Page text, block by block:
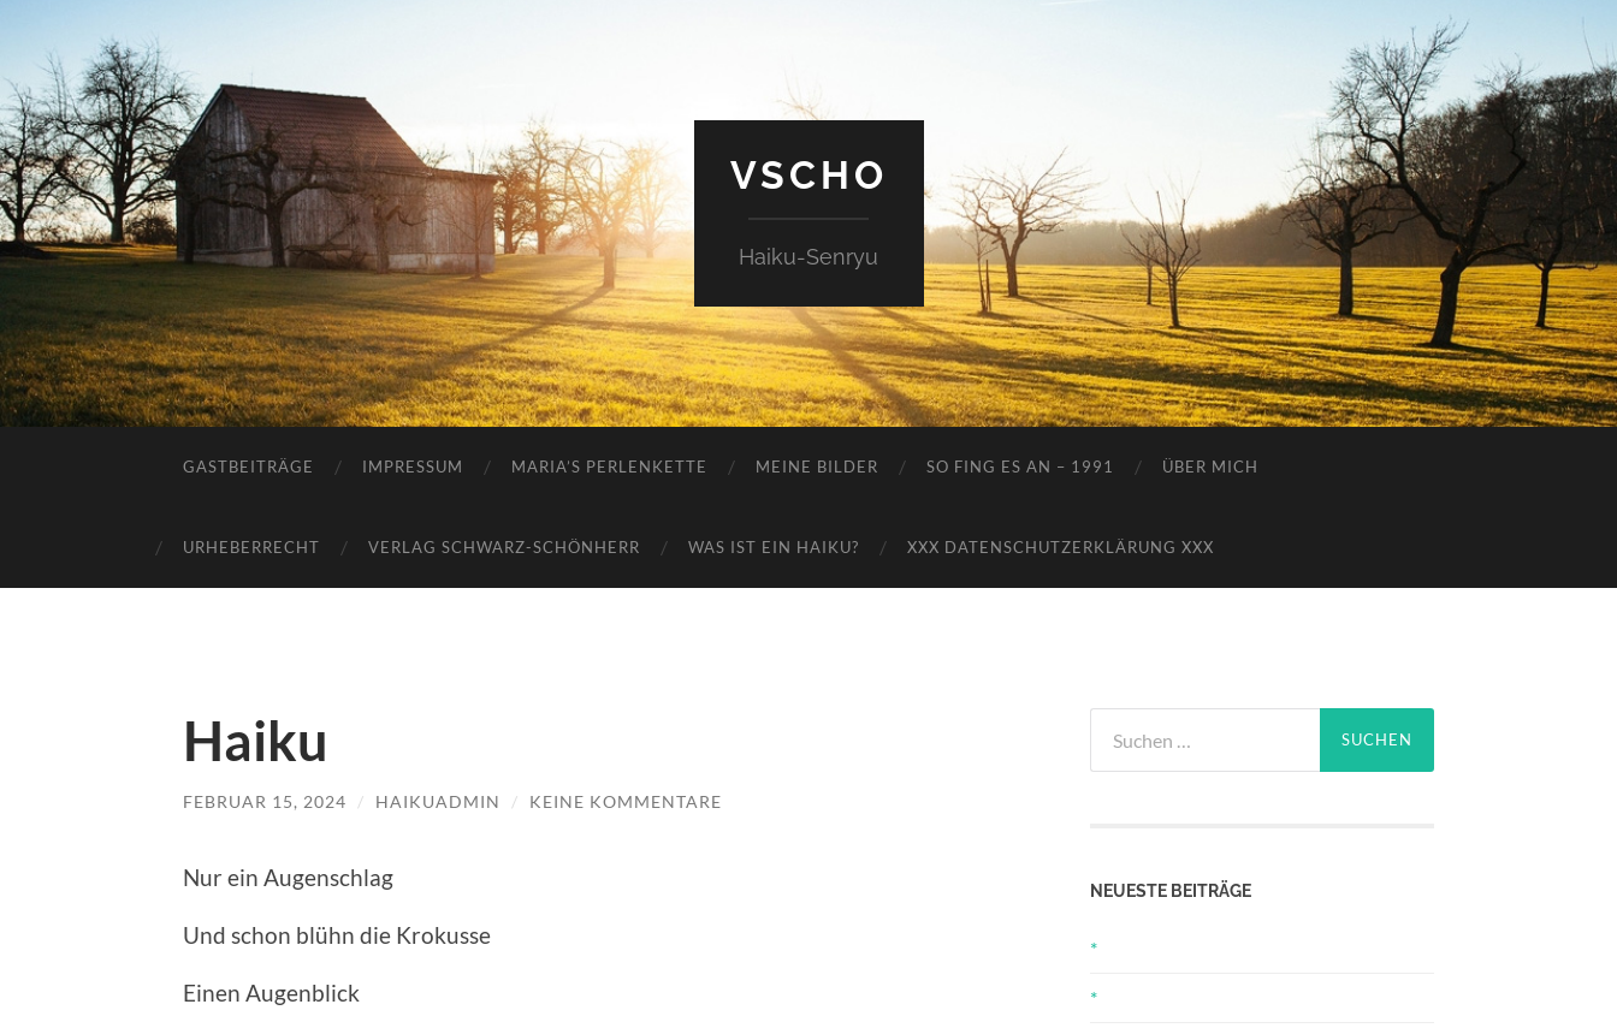
VSCHO
Haiku-Senryu
GASTBEITRÄGE IMPRESSUM MARIA’S PERLENKETTE MEINE BILDER SO FING ES AN – 1991 ÜBER MICH
URHEBERRECHT VERLAG SCHWARZ-SCHÖNHERR WAS IST EIN HAIKU? XXX DATENSCHUTZERKLÄRUNG XXX
Haiku
FEBRUAR 15, 2024 / HAIKUADMIN / KEINE KOMMENTARE
Nur ein Augenschlag
Und schon blühn die Krokusse
Einen Augenblick
nach:
NEUESTE BEITRÄGE
*
*